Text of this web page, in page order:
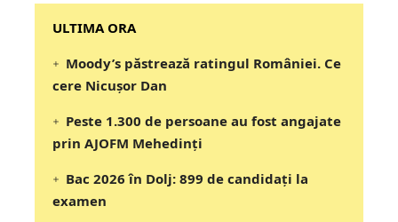
‎‎‎‎‎‎‎ULTIMA ORA
Moody’s păstrează ratingul României. Ce
cere Nicușor Dan
Peste 1.300 de persoane au fost angajate
prin AJOFM Mehedinți
Bac 2026 în Dolj: 899 de candidați la
examen